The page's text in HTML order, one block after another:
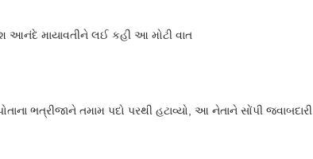
આનંદે માયાવતીને લઈ કહી આ મોટી વાત
ભત્રીજાને તમામ પદો પરથી હટાવ્યો, આ નેતાને સોંપી જવાબદારી